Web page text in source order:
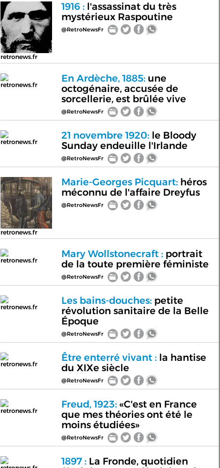
retronews.fr
1916 :l'assassinat du très
mystérieux Raspoutine
@RetroNewsFr
retronews.fr
En Ardèche, 1885:une
octogénaire, accusée de
sorcellerie, est brûlée vive
@RetroNewsFr
retronews.fr
21 novembre 1920:le Bloody
Sunday endeuille l'Irlande
@RetroNewsFr
retronews.fr
Marie-Georges Picquart:héros
méconnu de l'affaire Dreyfus
@RetroNewsFr
retronews.fr
Mary Wollstonecraft :portrait
de la toute première féministe
@RetroNewsFr
retronews.fr
Les bains-douches:petite
révolution sanitaire de la Belle
Époque
@RetroNewsFr
retronews.fr
Être enterré vivant :la hantise
du XIXe siècle
@RetroNewsFr
retronews.fr
Freud, 1923:«C'est en France
que mes théories ont été le
moins étudiées»
@RetroNewsFr
1897 :La Fronde, quotidien